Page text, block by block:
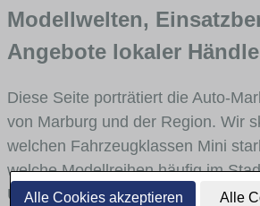
Alle Cookies akzeptieren Alle
Modellwelten,
Angebote lokaler
Diese Seite porträtiert die Auto-
von Marburg und der Region. Wir
welchen Fahrzeugklassen Mini
welche Modellreihen häufig im
Umlandverkehr zu sehen sind und